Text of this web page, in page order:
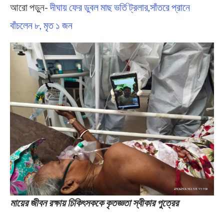
আরো পড়ুন-দীঘায় ফের ডুবল মাছ ভর্তি ট্রলার,সাঁতরে প্রানে
বাঁচলেন ৮, মৃত ১ জন
মায়ের জীবন রক্ষায় চিকিৎসককে কৃতজ্ঞত‍া স্বীকার পুত্রের